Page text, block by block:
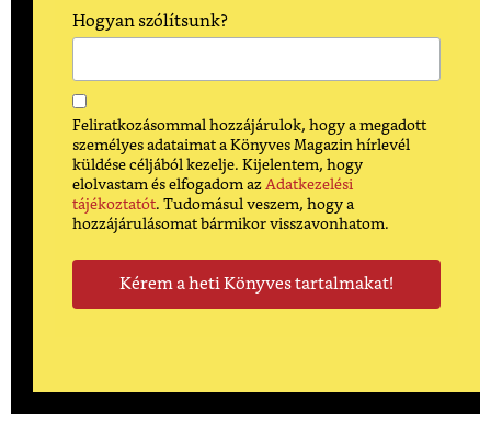
Hogyan szólítsunk?
Feliratkozásommal hozzájárulok, hogy a megadott
személyes adataimat a Könyves Magazin hírlevél
küldése céljából kezelje. Kijelentem, hogy
elolvastam és elfogadom az Adatkezelési
tájékoztatót. Tudomásul veszem, hogy a
hozzájárulásomat bármikor visszavonhatom.